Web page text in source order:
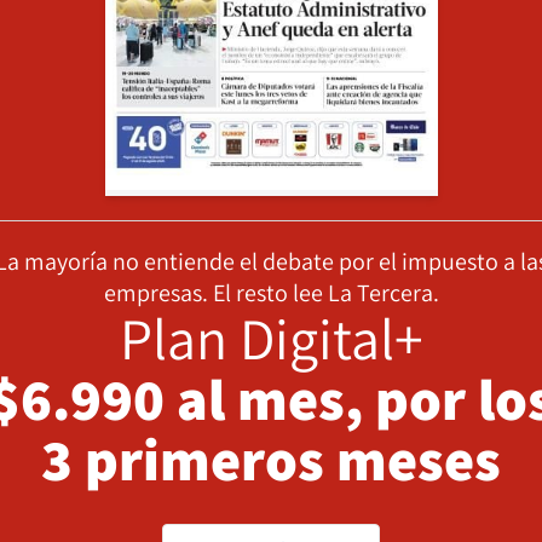
mayoría no entiende el debate por el impuesto a
empresas. El resto lee La Tercera.
Plan Digital+
al mes, por
3 primeros meses